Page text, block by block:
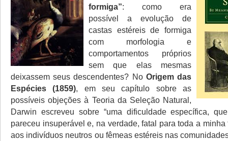
formiga”: como era
possível a evolução de
castas estéreis de formiga
com morfologia e
comportamentos próprios
sem que elas mesmas
deixassem seus descendentes? No Origem das
Espécies (1859), em seu capítulo sobre as
possíveis objeções à Teoria da Seleção Natural,
Darwin escreveu sobre “uma dificuldade específica,
pareceu insuperável e, na verdade, fatal para toda a minha
aos indivíduos neutros ou fêmeas estéreis nas